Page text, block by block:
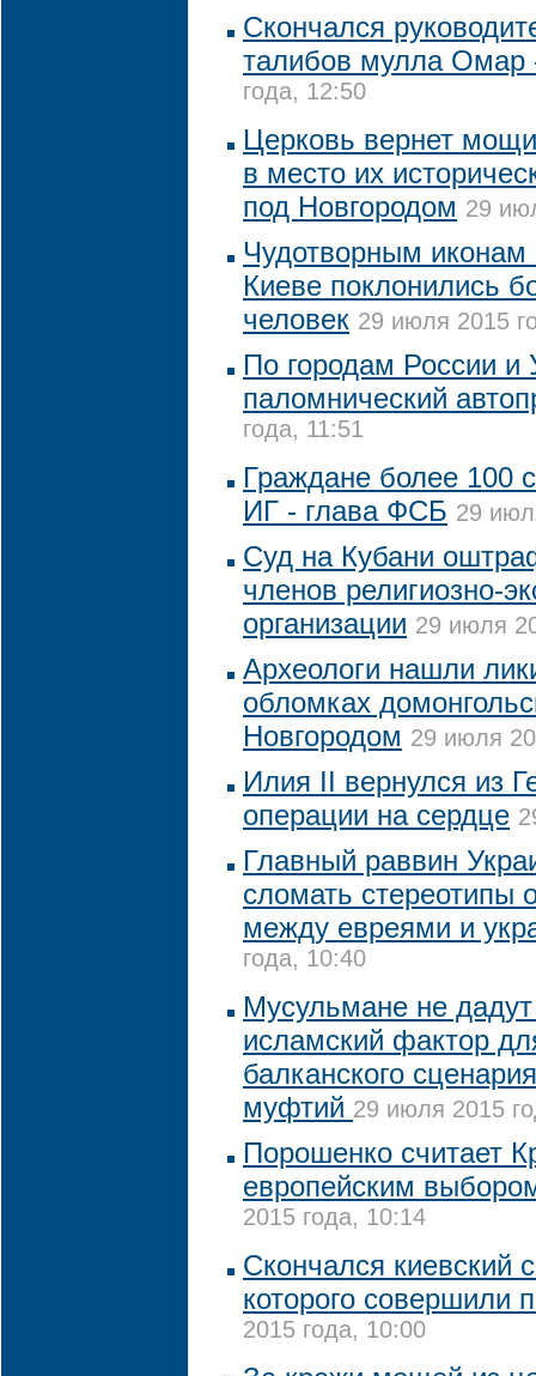
Скончался
талибов мулла
года, 12:50
Церковь вернет
в место их
под Новгородом 29
Чудотворным иконам
Киеве поклонились
человек 29 июля 2015
По городам России и
паломнический
года, 11:51
Граждане более 100
ИГ - глава ФСБ 29
Суд на Кубани
членов религиозно-
организации 29 июля
Археологи нашли
обломках
Новгородом 29 июля
Илия II вернулся из
операции на сердце
Главный раввин
сломать стереотипы
между евреями и
года, 10:40
Мусульмане не дадут
исламский фактор
балканского
муфтий 29 июля 2015
Порошенко считает
европейским
2015 года, 10:14
Скончался киевский
которого совершили
2015 года, 10:00